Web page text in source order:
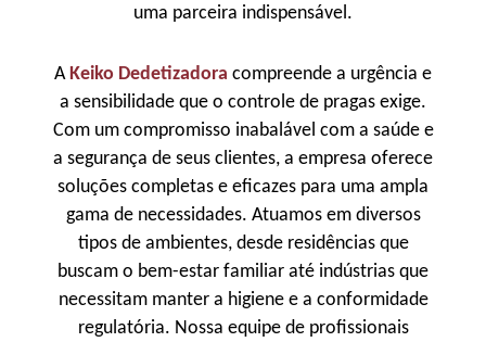
uma parceira indispensável.
AKeiko Dedetizadora compreende a urgência e
a sensibilidade que o controle de pragas exige.
Com um compromisso inabalável com a saúde e
a segurança de seus clientes, a empresa oferece
soluções completas e eficazes para uma ampla
gama de necessidades. Atuamos em diversos
tipos de ambientes, desde residências que
buscam o bem-estar familiar até indústrias que
necessitam manter a higiene e a conformidade
regulatória. Nossa equipe de profissionais